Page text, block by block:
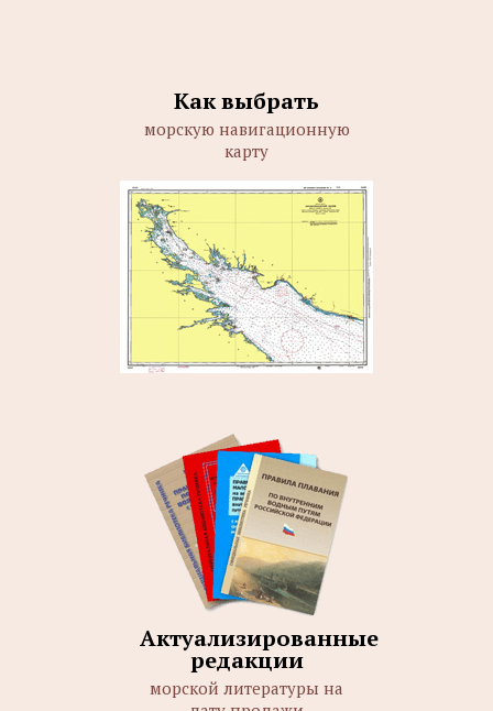
Как выбрать
морскую навигационную
карту
Актуализированные
редакции
морской литературы на